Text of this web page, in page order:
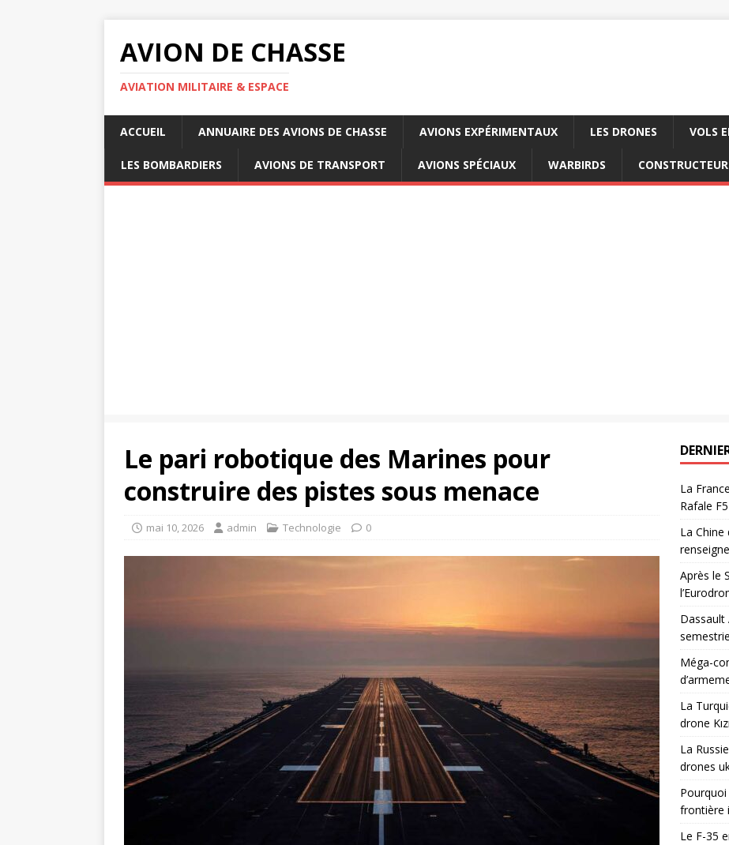
AVION DE CHASSE
AVIATION MILITAIRE & ESPACE
ACCUEIL ANNUAIRE DES AVIONS DE CHASSE AVIONS EXPÉRIMENTAUX LES DRONES VOLS
LES BOMBARDIERS AVIONS DE TRANSPORT AVIONS SPÉCIAUX WARBIRDS
Le pari robotique des Marines pour
construire des pistes sous menace
mai 10, 2026 admin Technologie 0
La
Rafale F5
La
Après le
Dassault
Méga-
La
drone
La
drones
frontière
Le F-35